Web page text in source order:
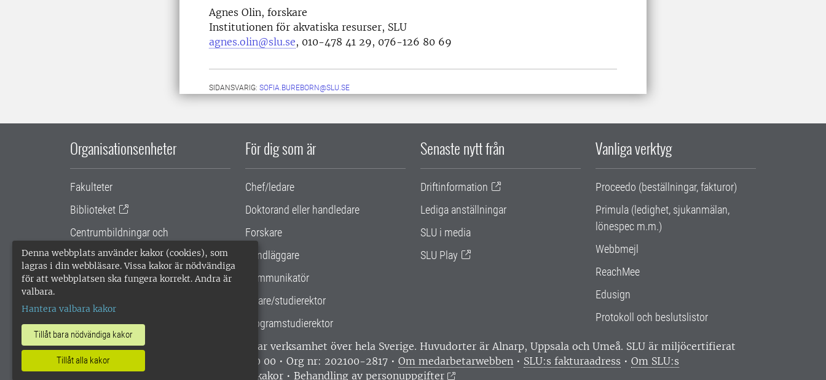
Denna webbplats använder kakor (cookies), som
lagras i din webbläsare. Vissa kakor är nödvändiga
för att webbplatsen ska fungera korrekt. Andra är
valbara.
Hantera valbara kakor
Tillåt bara nödvändiga kakor
Tillåt alla kakor
Agnes Olin, forskare
Institutionen för akvatiska resurser, SLU
agnes.olin@slu.se, 010-478 41 29, 076-126 80 69
SIDANSVARIG: SOFIA.BUREBORN@SLU.SE
Organisationsenheter
Fakulteter
Biblioteket
Centrumbildningar och
samarbetsprojekt
Gemensamma verksamhetsstödet
För dig som är
Chef/ledare
Doktorand eller handledare
Forskare
Handläggare
Kommunikatör
Lärare/studierektor
Programstudierektor
Senaste nytt från
Driftinformation
Lediga anställningar
SLU i media
SLU Play
Vanliga verktyg
Proceedo (beställningar, fakturor)
Primula (ledighet, sjukanmälan,
lönespec m.m.)
Webbmejl
ReachMee
Edusign
Protokoll och beslutslistor
SLU, Sveriges lantbruksuniversitet, har verksamhet över hela Sverige. Huvudorter är Alnarp, Uppsala och Umeå. SLU är miljöcertifierat
enligt ISO 14001. •
Telefon: 018-67 10 00 • Org nr: 202100-2817 • Om medarbetarwebben • SLU:s fakturaadress • Om SLU:s
Hantera kakor •Behandling av personuppgifter